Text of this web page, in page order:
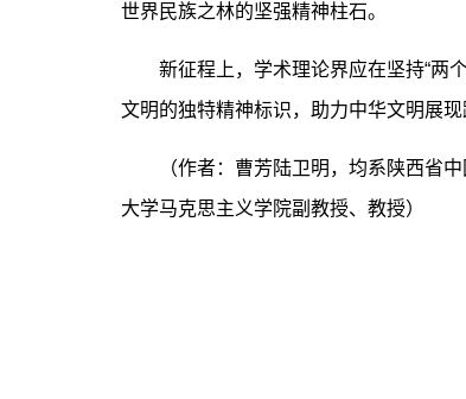
世界民族之林的坚强精神柱石。
新征程上，学术理论界应在坚持“两个
文明的独特精神标识，助力中华文明展
（作者：曹芳陆卫明，均系陕西省
大学马克思主义学院副教授、教授）